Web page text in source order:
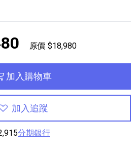
原價 $18,980
加入購物車
加入追蹤
分期銀行